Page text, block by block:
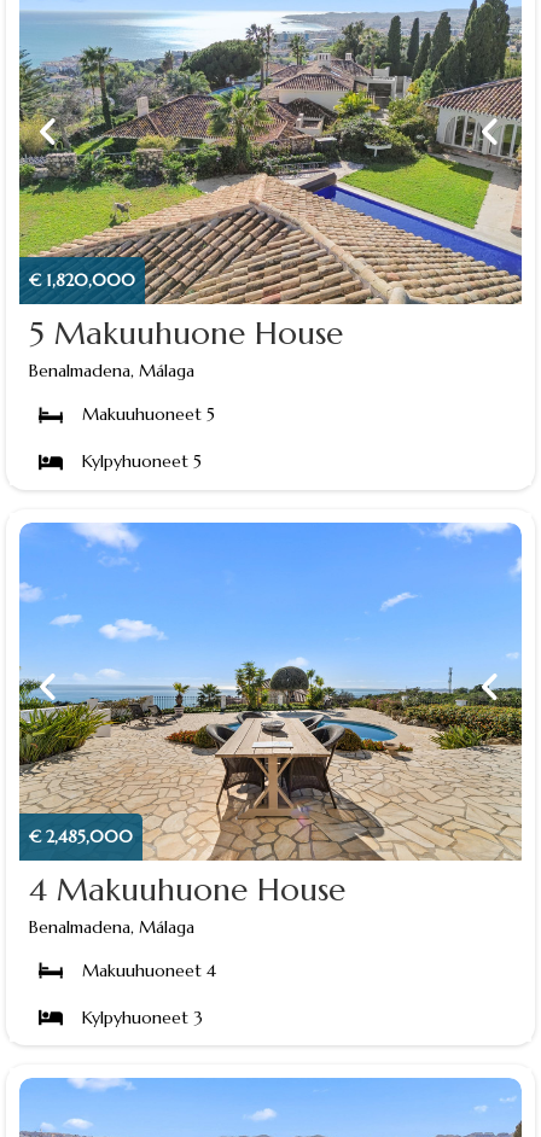
€ 1,820,000
5 Makuuhuone House
Benalmadena, Málaga
Makuuhuoneet 5
Kylpyhuoneet 5
€ 2,485,000
4 Makuuhuone House
Benalmadena, Málaga
Makuuhuoneet 4
Kylpyhuoneet 3